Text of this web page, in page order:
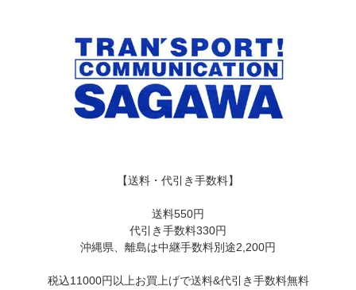
【送料・代引き手数料】
送料550円
代引き手数料330円
沖縄県、離島は中継手数料別途2,200円
税込11000円以上お買上げで送料&代引き手数料無料